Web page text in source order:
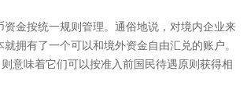
金按统一规则管理。通俗地说，对境内企业来
拥有了一个可以和境外资金自由汇兑的账户。
意味着它们可以按准入前国民待遇原则获得相